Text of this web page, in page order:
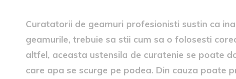
Curatatorii de geamuri profesionisti sustin ca
geamurile, trebuie sa stii cum sa o folosesti
altfel, aceasta ustensila de curatenie se poate
care apa se scurge pe podea. Din cauza poate